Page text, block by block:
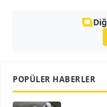
POPÜLER HABERLER